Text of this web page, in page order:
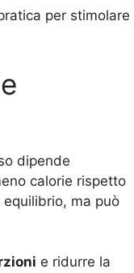
per stimolare
dipende
calorie rispetto
ma può
e ridurre la